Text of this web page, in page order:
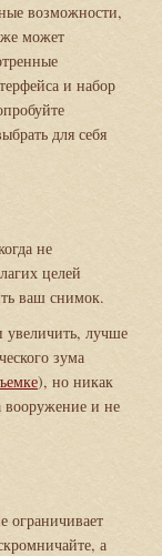
возможности,
может
и набор
для себя
не
целей
ваш снимок.
увеличить, лучше
зума
), но никак
вооружение и не
ограничивает
а